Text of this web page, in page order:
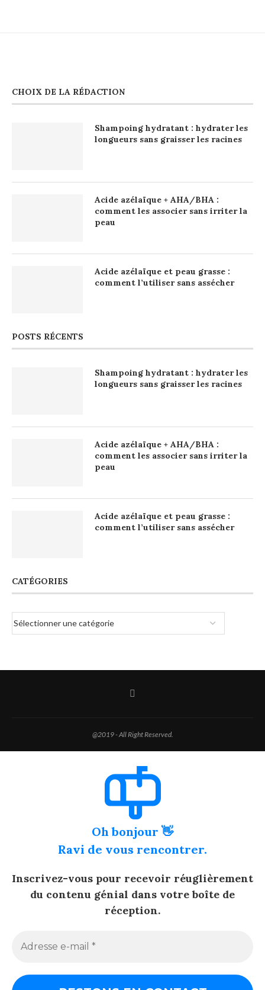
CHOIX DE LA RÉDACTION
Shampoing hydratant : hydrater les
longueurs sans graisser les racines
Acide azélaïque + AHA/BHA :
comment les associer sans irriter la
peau
Acide azélaïque et peau grasse :
comment l’utiliser sans assécher
POSTS RÉCENTS
Shampoing hydratant : hydrater les
longueurs sans graisser les racines
Acide azélaïque + AHA/BHA :
comment les associer sans irriter la
peau
Acide azélaïque et peau grasse :
comment l’utiliser sans assécher
CATÉGORIES
@2019 - All Right Reserved.
Oh bonjour 👋
Ravi de vous rencontrer.
Inscrivez-vous pour recevoir réuglièrement
du contenu génial dans votre boîte de
réception.